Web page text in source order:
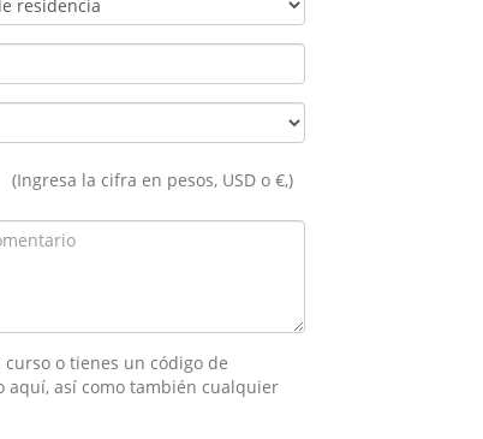
(Ingresa la cifra en pesos, USD o €,)
curso o tienes un código de
aquí, así como también cualquier